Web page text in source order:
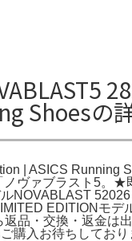
Shoesの
| ASICS Running
ノヴァブラスト5
NOVABLAST
EDITIONモ
品・交換・返金は
購入お待ちしてお